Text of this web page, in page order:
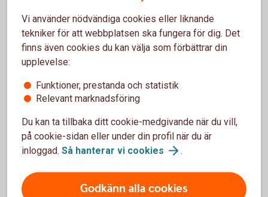
Madelén Falkenhäll
Ekonom för Finansiell hälsa
Vi använder nödvändiga cookies eller liknande
tekniker för att webbplatsen ska fungera för dig. Det
finns även cookies du kan välja som förbättrar din
upplevelse:
Funktioner, prestanda och statistik
Relevant marknadsföring
Du kan ta tillbaka ditt cookie-medgivande när du vill,
på cookie-sidan eller under din profil när du är
inloggad. Så hanterar vi cookies .
Godkänn alla cookies